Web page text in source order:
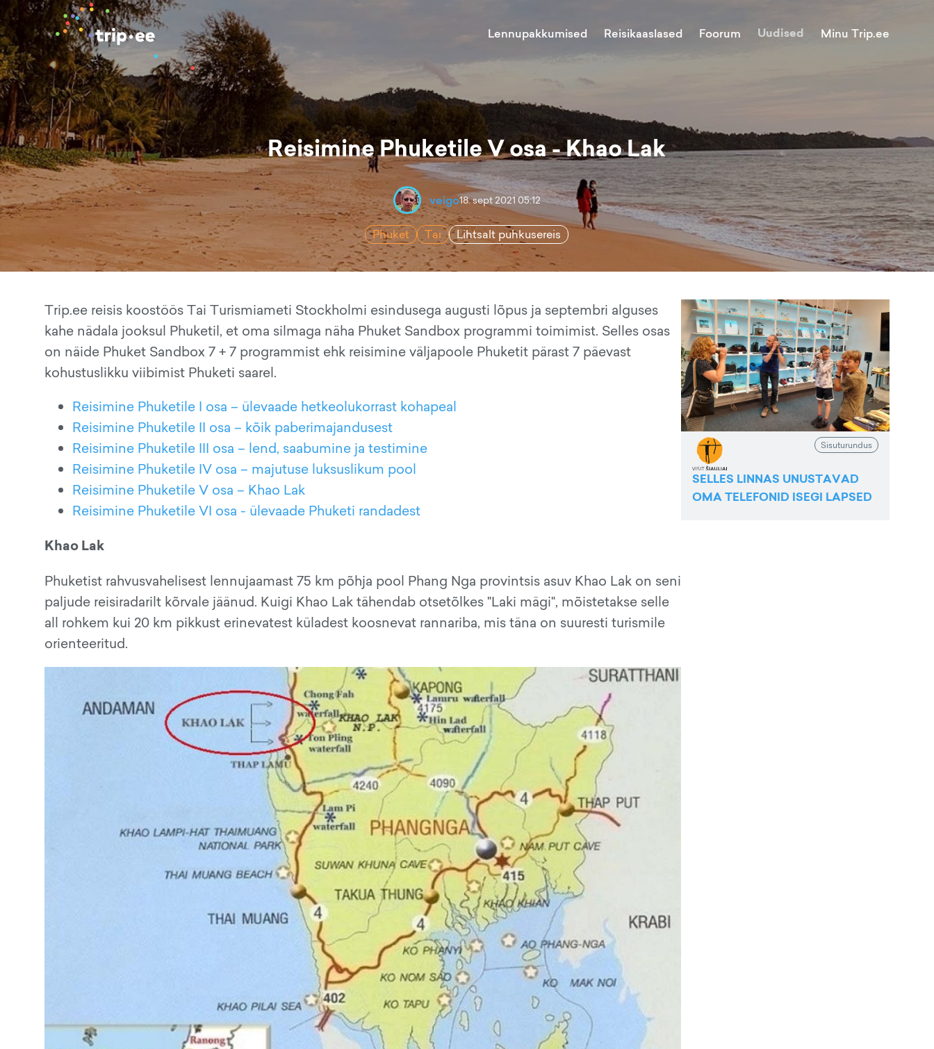
Lennupakkumised Reisikaaslased Foorum Uudised Minu Trip.ee
Reisimine Phuketile V osa - Khao Lak
veigo18. sept 2021 05:12
Phuket Tai Lihtsalt puhkusereis
Trip.ee reisis koostöös Tai Turismiameti Stockholmi esindusega augusti lõpus ja septembri alguses
kahe nädala jooksul Phuketil, et oma silmaga näha Phuket Sandbox programmi toimimist. Selles osas
on näide Phuket Sandbox 7 + 7 programmist ehk reisimine väljapoole Phuketit pärast 7 päevast
kohustuslikku viibimist Phuketi saarel.
Reisimine Phuketile I osa – ülevaade hetkeolukorrast kohapeal
Reisimine Phuketile II osa – kõik paberimajandusest
Reisimine Phuketile III osa – lend, saabumine ja testimine
Reisimine Phuketile IV osa – majutuse luksuslikum pool
Reisimine Phuketile V osa – Khao Lak
Reisimine Phuketile VI osa - ülevaade Phuketi randadest
Khao Lak
Phuketist rahvusvahelisest lennujaamast 75 km põhja pool Phang Nga provintsis asuv Khao Lak on seni
paljude reisiradarilt kõrvale jäänud. Kuigi Khao Lak tähendab otsetõlkes "Laki mägi", mõistetakse selle
all rohkem kui 20 km pikkust erinevatest küladest koosnevat rannariba, mis täna on suuresti turismile
orienteeritud.
Sisuturundus
SELLES LINNAS UNUSTAVAD
OMA TELEFONID ISEGI LAPSED